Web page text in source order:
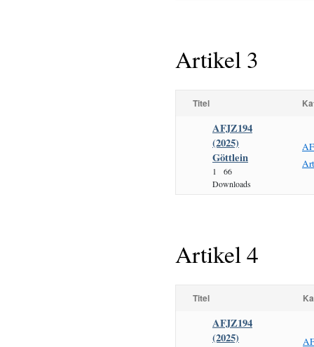
Artikel 3
Titel
AFJZ194
(2025)
Göttlein
1
66
Downloads
Artikel 4
Titel
AFJZ194
(2025)